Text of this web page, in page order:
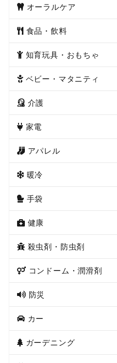
オーラルケア
食品・飲料
知育玩具・おもちゃ
ベビー・マタニティ
介護
家電
アパレル
暖冷
手袋
健康
殺虫剤・防虫剤
コンドーム・潤滑剤
防災
カー
ガーデニング